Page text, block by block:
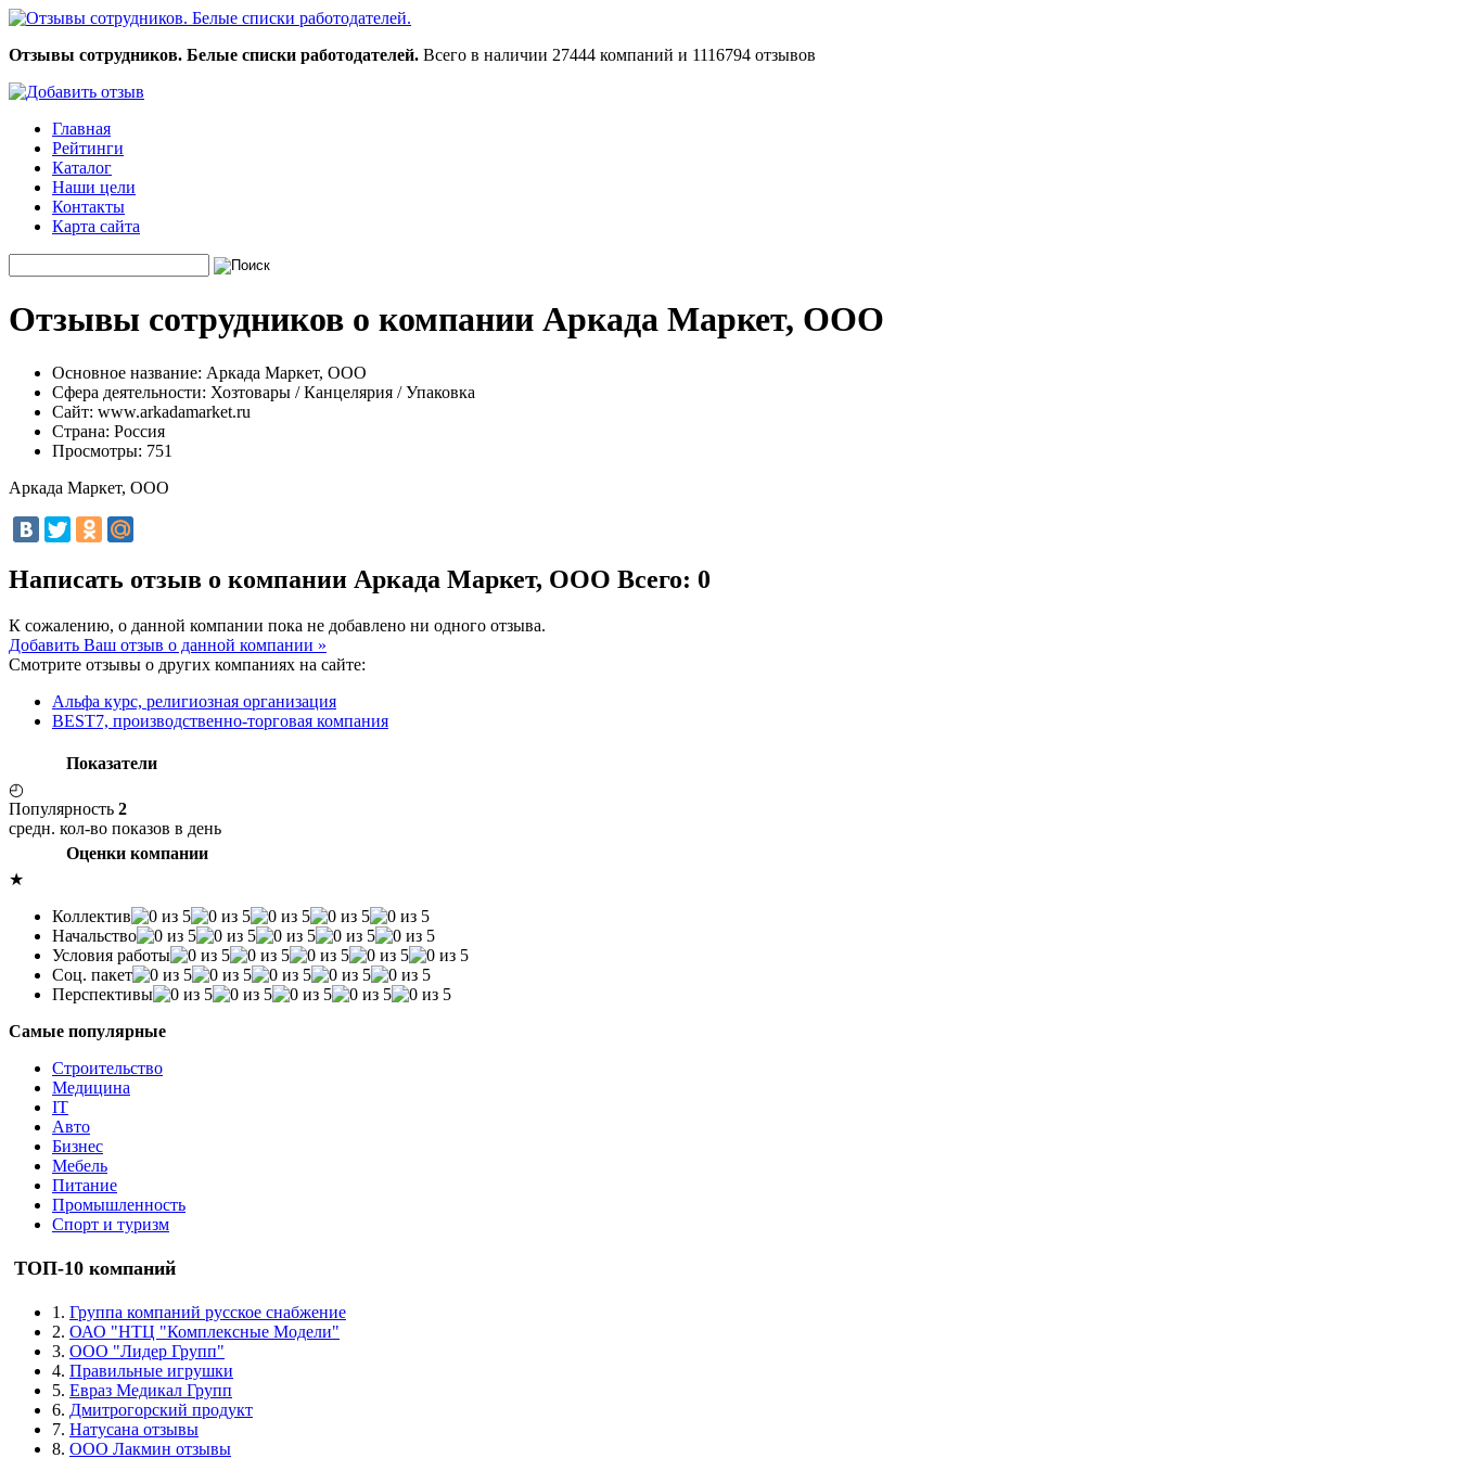
Отзывы сотрудников. Белые списки работодателей. Всего в наличии 27444 компаний и 1116794 отзывов
Главная
Рейтинги
Каталог
Наши цели
Контакты
Карта сайта
Отзывы сотрудников о компании Аркада Маркет, ООО
Основное название: Аркада Маркет, ООО
Сфера деятельности: Хозтовары / Канцелярия / Упаковка
Сайт: www.arkadamarket.ru
Страна: Россия
Просмотры: 751
Аркада Маркет, ООО
Написать отзыв о компании Аркада Маркет, ООО Всего: 0
К сожалению, о данной компании пока не добавлено ни одного отзыва.
Добавить Ваш отзыв о данной компании »
Смотрите отзывы о других компаниях на сайте:
Альфа курс, религиозная организация
BEST7, производственно-торговая компания
Показатели
◴
Популярность 2
средн. кол-во показов в день
Оценки компании
★
Коллектив
Начальство
Условия работы
Соц. пакет
Перспективы
Самые популярные
Строительство
Медицина
IT
Авто
Бизнес
Мебель
Питание
Промышленность
Спорт и туризм
ТОП-10 компаний
1. Группа компаний русское снабжение
2. ОАО "НТЦ "Комплексные Модели"
3. ООО "Лидер Групп"
4. Правильные игрушки
5. Евраз Медикал Групп
6. Дмитрогорский продукт
7. Натусана отзывы
8. ООО Лакмин отзывы